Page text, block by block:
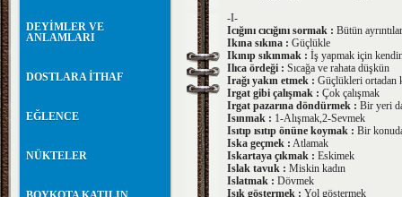
DEYİMLER VE
ANLAMLARI
DOSTLARA İTHAF
EĞLENCE
NÜKTELER
-I-
Icığını cıcığını sormak : Bütün
Ikına sıkına : Güçlükle
Ikınıp sıkınmak : İş yapmak için
Ilıca ördeği : Sıcağa ve rahata düşkün
Irağı yakın etmek : Güçlükleri ortadan
Irgat gibi çalışmak : Çok çalışmak
Irgat pazarına döndürmek : Bir yeri
Isınmak : 1-Alışmak,2-Sevmek
Isıtıp ısıtıp önüne koymak : Bir
Iska geçmek : Atlamak
Iskartaya çıkmak : Eskimek
Islak tavuk : Miskin kadın
Islatmak : Dövmek
Işık göstermek : Yol göstermek